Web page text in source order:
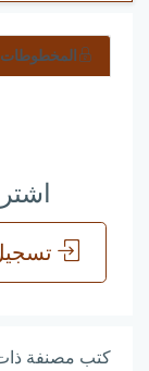
المخطوطات
كتب مصنفة